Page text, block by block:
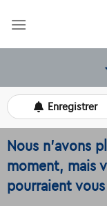
Enregistrer
Nous n'avons
moment, mais
pourraient